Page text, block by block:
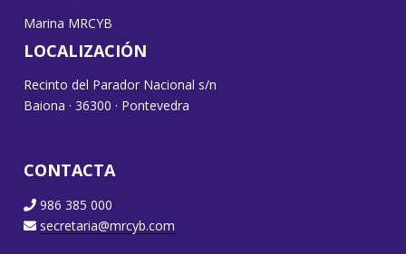
Marina MRCYB
LOCALIZACIÓN
Recinto del Parador Nacional s/n
Baiona · 36300 · Pontevedra
CONTACTA
986 385 000
secretaria@mrcyb.com